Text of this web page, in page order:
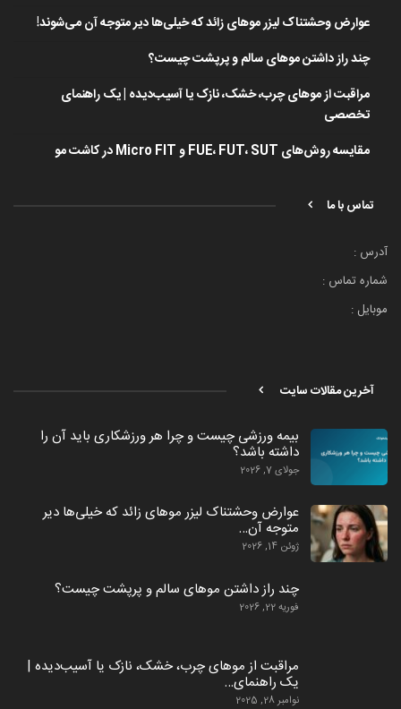
عوارض وحشتناک لیزر موهای زائد که خیلی‌ها دیر متوجه آن می‌شوند!
چند راز داشتن موهای سالم و پرپشت چیست؟
مراقبت از موهای چرب، خشک، نازک یا آسیب‌دیده | یک راهنمای
تخصصی
مقایسه روش‌های FUE، FUT، SUT و Micro FIT در کاشت مو
تماس با ما
آدرس :
شماره تماس :
موبایل :
آخرین مقالات سایت
بیمه ورزشی چیست و چرا هر ورزشکاری باید آن را
داشته باشد؟
جولای 7, 2026
عوارض وحشتناک لیزر موهای زائد که خیلی‌ها دیر
متوجه آن…
ژوئن 14, 2026
چند راز داشتن موهای سالم و پرپشت چیست؟
فوریه 22, 2026
مراقبت از موهای چرب، خشک، نازک یا آسیب‌دیده |
یک راهنمای…
نوامبر 28, 2025